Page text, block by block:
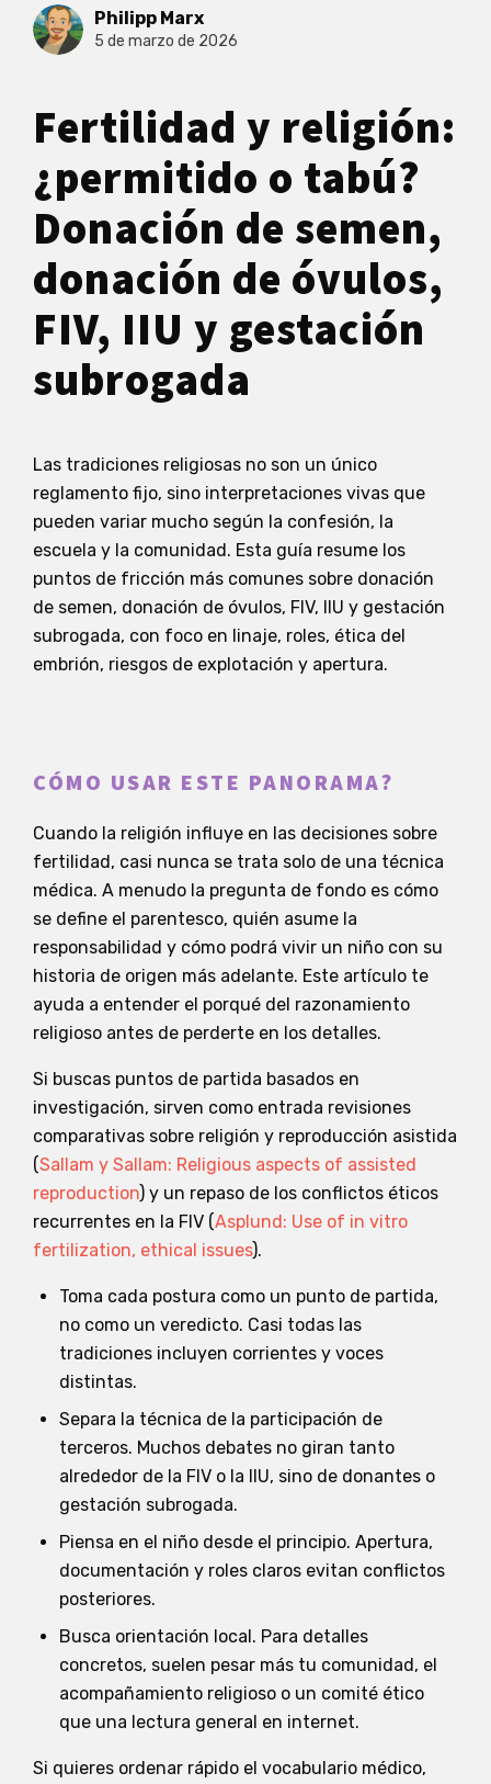
Philipp Marx
5 de marzo de 2026
Fertilidad y religión:
¿permitido o tabú?
Donación de semen,
donación de óvulos,
FIV, IIU y gestación
subrogada
Las tradiciones religiosas no son un único
reglamento fijo, sino interpretaciones vivas que
pueden variar mucho según la confesión, la
escuela y la comunidad. Esta guía resume los
puntos de fricción más comunes sobre donación
de semen, donación de óvulos, FIV, IIU y gestación
subrogada, con foco en linaje, roles, ética del
embrión, riesgos de explotación y apertura.
CÓMO USAR ESTE PANORAMA?
Cuando la religión influye en las decisiones sobre
fertilidad, casi nunca se trata solo de una técnica
médica. A menudo la pregunta de fondo es cómo
se define el parentesco, quién asume la
responsabilidad y cómo podrá vivir un niño con su
historia de origen más adelante. Este artículo te
ayuda a entender el porqué del razonamiento
religioso antes de perderte en los detalles.
Si buscas puntos de partida basados en
investigación, sirven como entrada revisiones
comparativas sobre religión y reproducción asistida
(Sallam y Sallam: Religious aspects of assisted
reproduction) y un repaso de los conflictos éticos
recurrentes en la FIV (Asplund: Use of in vitro
fertilization, ethical issues).
Toma cada postura como un punto de partida,
no como un veredicto. Casi todas las
tradiciones incluyen corrientes y voces
distintas.
Separa la técnica de la participación de
terceros. Muchos debates no giran tanto
alrededor de la FIV o la IIU, sino de donantes o
gestación subrogada.
Piensa en el niño desde el principio. Apertura,
documentación y roles claros evitan conflictos
posteriores.
Busca orientación local. Para detalles
concretos, suelen pesar más tu comunidad, el
acompañamiento religioso o un comité ético
que una lectura general en internet.
Si quieres ordenar rápido el vocabulario médico,